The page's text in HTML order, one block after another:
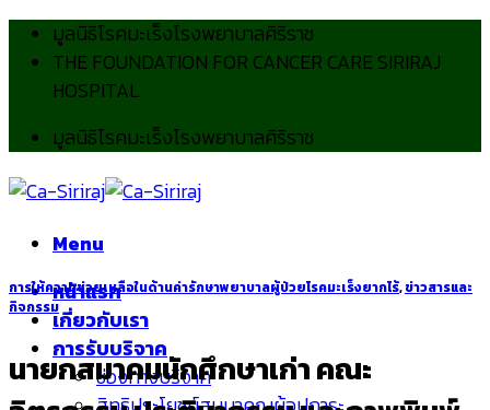
Skip
content
มูลนิธิโรคมะเร็งโรงพยาบาลศิริราช
THE FOUNDATION FOR CANCER CARE SIRIRAJ
HOSPITAL
มูลนิธิโรคมะเร็งโรงพยาบาลศิริราช
Menu
หน้าแรก
เกี่ยวกับเรา
การรับบริจาค
ช่องทางบริจาค
การให้ความช่วยเหลือในด้านค่ารักษาพยาบาลผู้ป่วยโรคมะเร็งยากไร้,ข่าวสารและ
กิจกรรม
นายกสมาคมนักศึกษาเก่า คณะ